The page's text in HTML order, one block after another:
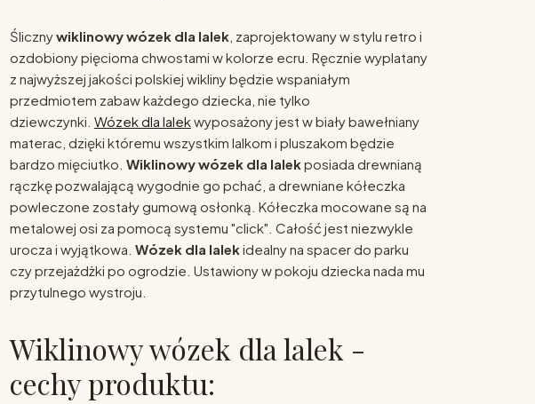
Ślicznywiklinowy wózek dla lalek, zaprojektowany w stylu retro i
ozdobiony pięcioma chwostami w kolorze ecru. Ręcznie wyplatany
z najwyższej jakości polskiej wikliny będzie wspaniałym
przedmiotem zabaw każdego dziecka, nie tylko
dziewczynki. Wózek dla lalekwyposażony jest w biały bawełniany
materac, dzięki któremu wszystkim lalkom i pluszakom będzie
bardzo mięciutko. Wiklinowy wózek dla lalekposiada drewnianą
rączkę pozwalającą wygodnie go pchać, a drewniane kółeczka
powleczone zostały gumową osłonką. Kółeczka mocowane są na
metalowej osi za pomocą systemu "click". Całość jest niezwykle
urocza i wyjątkowa. Wózek dla lalekidealny na spacer do parku
czy przejażdżki po ogrodzie. Ustawiony w pokoju dziecka nada mu
przytulnego wystroju.
Wiklinowy wózek dla lalek -
cechy produktu: